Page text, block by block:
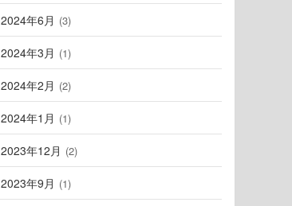
2024年6月 (3)
2024年3月 (1)
2024年2月 (2)
2024年1月 (1)
2023年12月 (2)
2023年9月 (1)